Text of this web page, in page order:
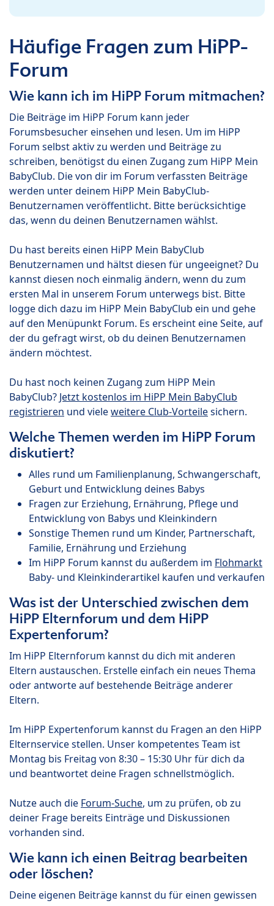
Häufige Fragen zum HiPP-
Forum
Wie kann ich im HiPP Forum mitmachen?
Die Beiträge im HiPP Forum kann jeder
Forumsbesucher einsehen und lesen. Um im HiPP
Forum selbst aktiv zu werden und Beiträge zu
schreiben, benötigst du einen Zugang zum HiPP Mein
BabyClub. Die von dir im Forum verfassten Beiträge
werden unter deinem HiPP Mein BabyClub-
Benutzernamen veröffentlicht. Bitte berücksichtige
das, wenn du deinen Benutzernamen wählst.
Du hast bereits einen HiPP Mein BabyClub
Benutzernamen und hältst diesen für ungeeignet? Du
kannst diesen noch einmalig ändern, wenn du zum
ersten Mal in unserem Forum unterwegs bist. Bitte
logge dich dazu im HiPP Mein BabyClub ein und gehe
auf den Menüpunkt Forum. Es erscheint eine Seite, auf
der du gefragt wirst, ob du deinen Benutzernamen
ändern möchtest.
Du hast noch keinen Zugang zum HiPP Mein
BabyClub? Jetzt kostenlos im HiPP Mein BabyClub
registrieren und vieleweitere Club-Vorteilesichern.
Welche Themen werden im HiPP Forum
diskutiert?
Alles rund um Familienplanung, Schwangerschaft,
Geburt und Entwicklung deines Babys
Fragen zur Erziehung, Ernährung, Pflege und
Entwicklung von Babys und Kleinkindern
Sonstige Themen rund um Kinder, Partnerschaft,
Familie, Ernährung und Erziehung
Im HiPP Forum kannst du außerdem im Flohmarkt
Baby- und Kleinkinderartikel kaufen und verkaufen
Was ist der Unterschied zwischen dem
HiPP Elternforum und dem HiPP
Expertenforum?
Im HiPP Elternforum kannst du dich mit anderen
Eltern austauschen. Erstelle einfach ein neues Thema
oder antworte auf bestehende Beiträge anderer
Eltern.
Im HiPP Expertenforum kannst du Fragen an den HiPP
Elternservice stellen. Unser kompetentes Team ist
Montag bis Freitag von 8:30 – 15:30 Uhr für dich da
und beantwortet deine Fragen schnellstmöglich.
Nutze auch die Forum-Suche, um zu prüfen, ob zu
deiner Frage bereits Einträge und Diskussionen
vorhanden sind.
Wie kann ich einen Beitrag bearbeiten
oder löschen?
Deine eigenen Beiträge kannst du für einen gewissen